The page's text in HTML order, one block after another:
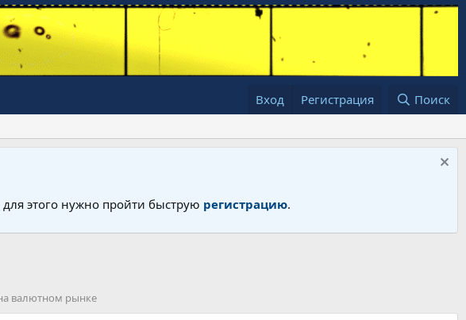
Вход Регистрация Поиск
этого нужно пройти быструю регистрацию.
валютном рынке